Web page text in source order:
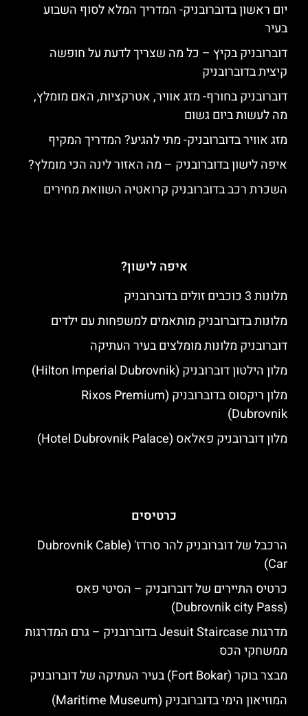
יום ראשון בדוברובניק- המדריך המלא לסוף השבוע
בעיר
דוברובניק בקיץ – כל מה שצריך לדעת על חופשה
קיצית בדוברובניק
דוברובניק בחורף- מזג אוויר, אטרקציות, האם מומלץ,
מה לעשות ביום גשום
מזג אוויר בדוברובניק- מתי להגיע? המדריך המקיף
איפה לישון בדוברובניק – מה האזור לינה הכי מומלץ?
השכרת רכב בדוברובניק קרואטיה השוואת מחירים
איפה לישון?
מלונות 3 כוכבים זולים בדוברובניק
מלונות בדוברובניק מותאמים למשפחות עם ילדים
דוברובניק מלונות מומלצים בעיר העתיקה
מלון הילטון דוברובניק (Hilton Imperial Dubrovnik)
מלון ריקסוס בדוברובניק (Rixos Premium
Dubrovnik)
מלון דוברובניק פאלאס (Hotel Dubrovnik Palace)
כרטיסים
הרכבל של דוברובניק להר סרדז' (Dubrovnik Cable
Car)
כרטיס התיירים של דוברובניק – הסיטי פאס
(Dubrovnik city Pass)
מדרגות Jesuit Staircase בדוברובניק – גרם המדרגות
ממשחקי הכס
מבצר בוקר (Fort Bokar) בעיר העתיקה של דוברובניק
המוזיאון הימי בדוברובניק (Maritime Museum)